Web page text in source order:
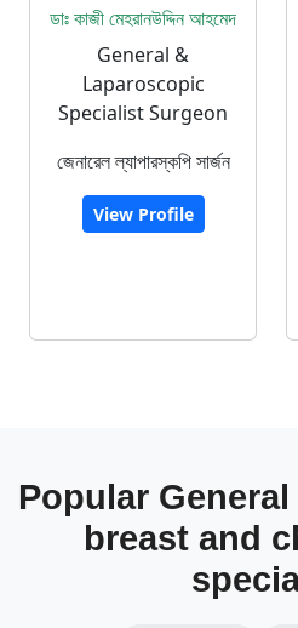
ডাঃ কাজী মেহরানউদ্দিন আহমেদ
General &
Laparoscopic
Specialist Surgeon
জেনারেল ল্যাপারস্কপি সার্জন
View Profile
Popular
breast and